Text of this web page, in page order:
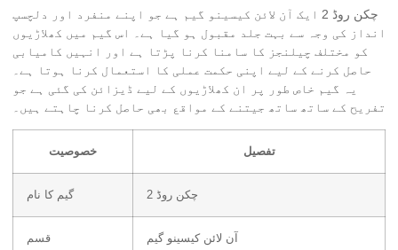
چکن روڈ 2 ایک آن لائن کیسینو گیم ہے جو اپنے منفرد اور دلچسپ
انداز کی وجہ سے بہت جلد مقبول ہو گیا ہے۔ اس گیم میں کھلاڑیوں
کو مختلف چیلنجز کا سامنا کرنا پڑتا ہے اور انہیں کامیابی
حاصل کرنے کے لیے اپنی حکمت عملی کا استعمال کرنا ہوتا ہے۔
یہ گیم خاص طور پر ان کھلاڑیوں کے لیے ڈیزائن کی گئی ہے جو
تفریح کے ساتھ ساتھ جیتنے کے مواقع بھی حاصل کرنا چاہتے ہیں۔
خصوصیت تفصیل
گیم کا نام چکن روڈ 2
قسم آن لائن کیسینو گیم